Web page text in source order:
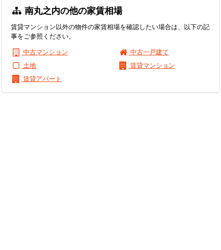
南丸之内の他の家賃相場
賃貸マンション以外の物件の家賃相場を確認したい場合は、以下の記
事をご参照ください。
中古マンション
中古一戸建て
土地
賃貸マンション
賃貸アパート